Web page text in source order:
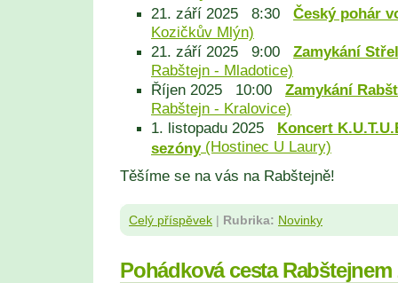
21. září 2025 8:30 Český pohár
Kozičkův Mlýn)
21. září 2025 9:00 Zamykání
Rabštejn - Mladotice)
Říjen 2025 10:00 Zamykání
Rabštejn - Kralovice)
1. listopadu 2025 Koncert
sezóny(Hostinec U Laury)
Těšíme se na vás na Rabštejně!
Celý příspěvek | Rubrika: Novinky
Pohádková cesta Rabštejnem